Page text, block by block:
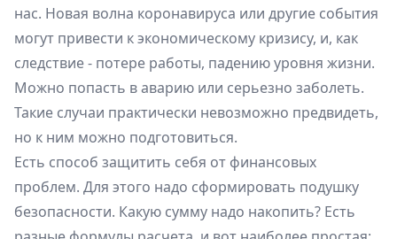
нас. Новая волна коронавируса или другие события
могут привести к экономическому кризису, и, как
следствие - потере работы, падению уровня жизни.
Можно попасть в аварию или серьезно заболеть.
Такие случаи практически невозможно предвидеть,
но к ним можно подготовиться.
Есть способ защитить себя от финансовых
проблем. Для этого надо сформировать подушку
безопасности. Какую сумму надо накопить? Есть